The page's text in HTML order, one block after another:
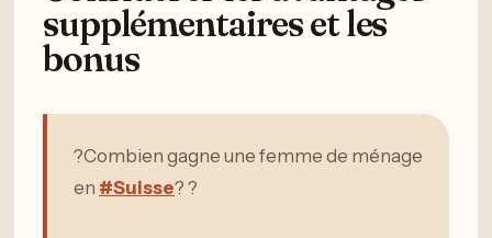
supplémentaires et les
bonus
?Combien gagne une femme de ménage
en #Suisse? ?